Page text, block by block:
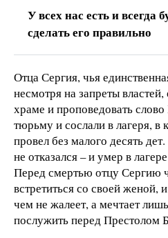
У всех нас есть и всегда
сделать его правильно
Отца Сергия, чья
несмотря на запреты
храме и проповедовать
тюрьму и сослали в лагеря,
провел без малого десять
не отказался – и умер в
Перед смертью отцу Сергию
встретиться со своей женой,
чем не жалеет, а мечтает
послужить перед Престолом